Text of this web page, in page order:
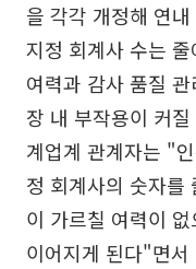
을 각각 개정해 연
지정 회계사 수는
여력과 감사 품질
장 내 부작용이 커
계업계 관계자는 "
정 회계사의 숫자를
이 가르칠 여력이
이어지게 된다"면